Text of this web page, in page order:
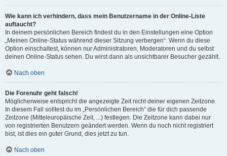
Wie kann ich verhindern, dass mein Benutzername in der Online-Liste
auftaucht?
In deinem persönlichen Bereich findest du in den Einstellungen eine Option
„Meinen Online-Status während dieser Sitzung verbergen“. Wenn du diese
Option einschaltest, können nur Administratoren, Moderatoren und du selbst
deinen Online-Status sehen. Du wirst dann als unsichtbarer Besucher gezählt.
Nach oben
Die Forenuhr geht falsch!
Möglicherweise entspricht die angezeigte Zeit nicht deiner eigenen Zeitzone.
In diesem Fall solltest du im „Persönlichen Bereich“ die für dich passende
Zeitzone (Mitteleuropäische Zeit, ...) festlegen. Die Zeitzone kann dabei nur
von registrierten Benutzern geändert werden. Wenn du noch nicht registriert
bist, ist dies ein guter Grund, dies jetzt zu tun.
Nach oben